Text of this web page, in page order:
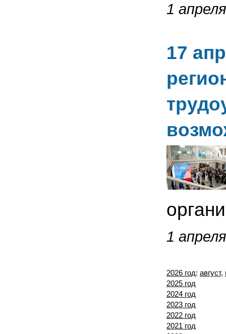
1
17
1
2026 год: август,
2025 год
2024 год
2023 год
2022 год
2021 год